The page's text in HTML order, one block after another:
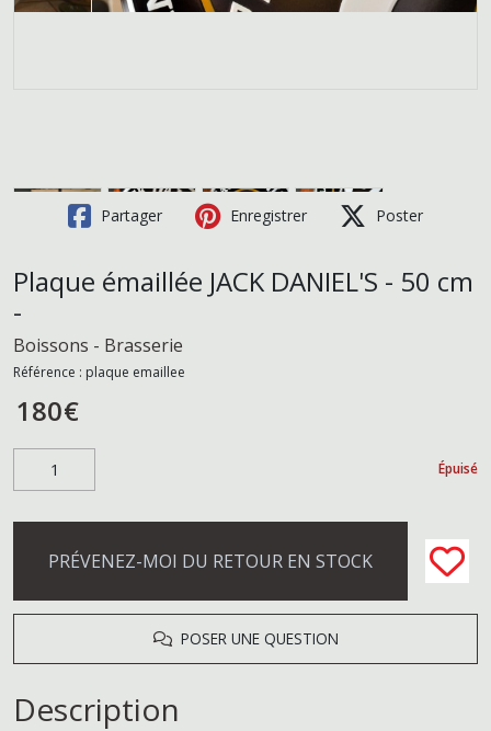
Partager Enregistrer Poster
Plaque émaillée JACK DANIEL'S - 50 cm
-
Boissons - Brasserie
Référence : plaque emaillee
180€
Épuisé
PRÉVENEZ-MOI DU RETOUR EN STOCK
POSER UNE QUESTION
Description